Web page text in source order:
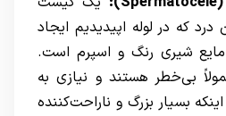
که در لوله اپیدیدیم ایجاد
شیری رنگ و اسپرم است.
بی‌خطر هستند و نیازی به
بسیار بزرگ و ناراحت‌کننده